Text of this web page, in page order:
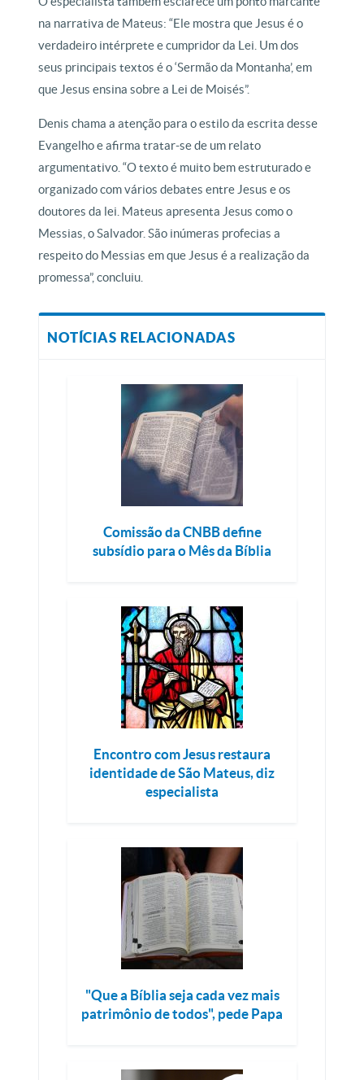
na narrativa de Mateus: “Ele mostra que Jesus é o
verdadeiro intérprete e cumpridor da Lei. Um dos
seus principais textos é o ‘Sermão da Montanha’, em
que Jesus ensina sobre a Lei de Moisés”.
Denis chama a atenção para o estilo da escrita desse
Evangelho e afirma tratar-se de um relato
argumentativo. “O texto é muito bem estruturado e
organizado com vários debates entre Jesus e os
doutores da lei. Mateus apresenta Jesus como o
Messias, o Salvador. São inúmeras profecias a
respeito do Messias em que Jesus é a realização da
promessa”, concluiu.
NOTÍCIAS RELACIONADAS
Comissão da CNBB define
subsídio para o Mês da Bíblia
Encontro com Jesus restaura
identidade de São Mateus, diz
especialista
"Que a Bíblia seja cada vez mais
patrimônio de todos", pede Papa